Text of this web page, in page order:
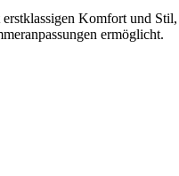
Komfort und
ermöglicht.